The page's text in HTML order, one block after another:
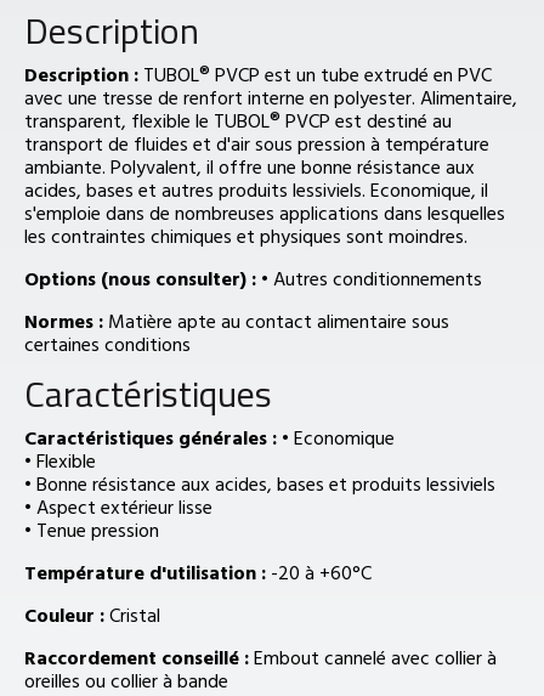
Description
Description : TUBOL® PVCP est un tube extrudé en PVC
avec une tresse de renfort interne en polyester. Alimentaire,
transparent, flexible le TUBOL® PVCP est destiné au
transport de fluides et d'air sous pression à température
ambiante. Polyvalent, il offre une bonne résistance aux
acides, bases et autres produits lessiviels. Economique, il
s'emploie dans de nombreuses applications dans lesquelles
les contraintes chimiques et physiques sont moindres.
Options (nous consulter) : • Autres conditionnements
Normes : Matière apte au contact alimentaire sous
certaines conditions
Caractéristiques
Caractéristiques générales : • Economique
• Flexible
• Bonne résistance aux acides, bases et produits lessiviels
• Aspect extérieur lisse
• Tenue pression
Température d'utilisation : -20 à +60°C
Couleur :Cristal
Raccordement conseillé :Embout cannelé avec collier à
oreilles ou collier à bande